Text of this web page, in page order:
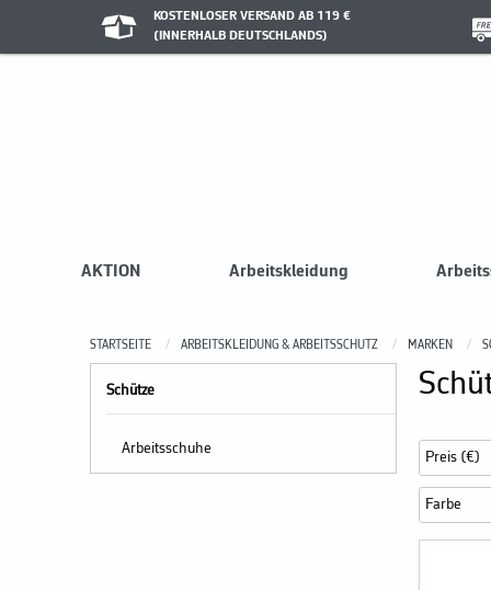
KOSTENLOSER VERSAND AB 119 €
(INNERHALB DEUTSCHLANDS)
AKTION Arbeitskleidung
STARTSEITE ARBEITSKLEIDUNG & ARBEITSSCHUTZ MARKEN
Schütze
Arbeitsschuhe
Preis (€)
Farbe